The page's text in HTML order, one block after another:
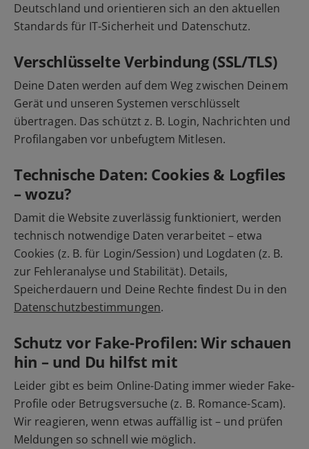
Deutschland und orientieren sich an den aktuellen
Standards für IT-Sicherheit und Datenschutz.
Verschlüsselte Verbindung (SSL/TLS)
Deine Daten werden auf dem Weg zwischen Deinem
Gerät und unseren Systemen verschlüsselt
übertragen. Das schützt z. B. Login, Nachrichten und
Profilangaben vor unbefugtem Mitlesen.
Technische Daten: Cookies & Logfiles
– wozu?
Damit die Website zuverlässig funktioniert, werden
technisch notwendige Daten verarbeitet – etwa
Cookies (z. B. für Login/Session) und Logdaten (z. B.
zur Fehleranalyse und Stabilität). Details,
Speicherdauern und Deine Rechte findest Du in den
Datenschutzbestimmungen.
Schutz vor Fake-Profilen: Wir schauen
hin – und Du hilfst mit
Leider gibt es beim Online-Dating immer wieder Fake-
Profile oder Betrugsversuche (z. B. Romance-Scam).
Wir reagieren, wenn etwas auffällig ist – und prüfen
Meldungen so schnell wie möglich.